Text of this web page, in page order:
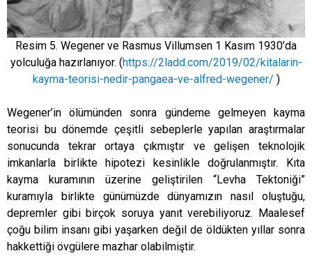
Resim 5. Wegener ve Rasmus Villumsen 1 Kasım 1930’da
yolculuğa hazırlanıyor. (https://2ladd.com/2019/02/kitalarin-
kayma-teorisi-nedir-pangaea-ve-alfred-wegener/ )
Wegener’in ölümünden sonra gündeme gelmeyen kayma
teorisi bu dönemde çeşitli sebeplerle yapılan araştırmalar
sonucunda tekrar ortaya çıkmıştır ve gelişen teknolojik
imkanlarla birlikte hipotezi kesinlikle doğrulanmıştır. Kıta
kayma kuramının üzerine geliştirilen “Levha Tektoniği”
kuramıyla birlikte günümüzde dünyamızın nasıl oluştuğu,
depremler gibi birçok soruya yanıt verebiliyoruz. Maalesef
çoğu bilim insanı gibi yaşarken değil de öldükten yıllar sonra
hakkettiği övgülere mazhar olabilmiştir.